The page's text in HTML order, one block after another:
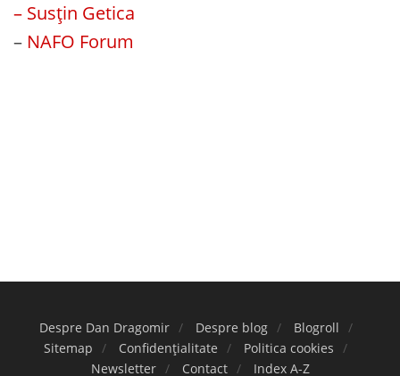
– Susțin Getica
– NAFO Forum
Despre Dan Dragomir Despre blog
Blogroll
Sitemap
Confidențialitate
Politica cookies
Newsletter
Contact Index A-Z